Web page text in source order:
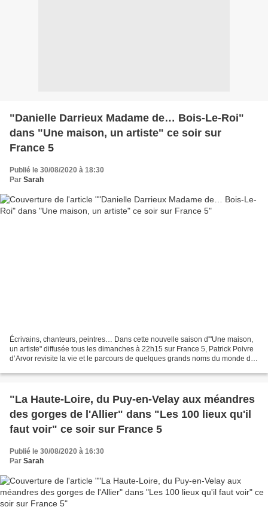
"Danielle Darrieux Madame de… Bois-Le-Roi"
dans "Une maison, un artiste" ce soir sur
France 5
Publié le 30/08/2020 à 18:30
Par Sarah
Écrivains, chanteurs, peintres… Dans cette nouvelle saison d'"Une maison,
un artiste" diffusée tous les dimanches à 22h15 sur France 5, Patrick Poivre
d’Arvor revisite la vie et le parcours de quelques grands noms du monde des
"La Haute-Loire, du Puy-en-Velay aux méandres
des gorges de l'Allier" dans "Les 100 lieux qu'il
faut voir" ce soir sur France 5
Publié le 30/08/2020 à 16:30
Par Sarah